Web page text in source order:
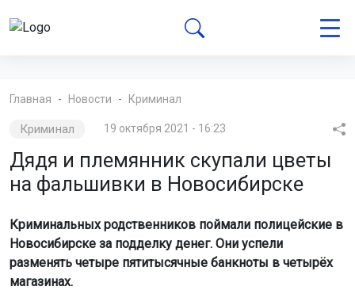
Главная Новости Криминал
Криминал 19 октября 2021 - 16:23
Дядя и племянник скупали цветы
на фальшивки в Новосибирске
Криминальных родственников поймали полицейские в
Новосибирске за подделку денег. Они успели
разменять четыре пятитысячные банкноты в четырёх
магазинах.